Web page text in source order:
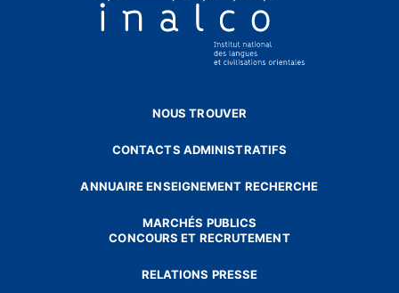
NOUS TROUVER
CONTACTS ADMINISTRATIFS
ANNUAIRE ENSEIGNEMENT RECHERCHE
MARCHÉS PUBLICS
CONCOURS ET RECRUTEMENT
RELATIONS PRESSE